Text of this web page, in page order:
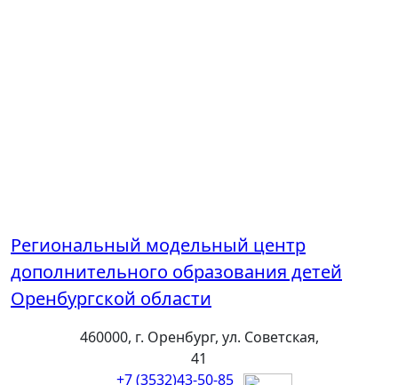
Региональный модельный центр
дополнительного образования детей
Оренбургской области
460000, г. Оренбург, ул. Советская,
41
+7 (3532)43-50-85